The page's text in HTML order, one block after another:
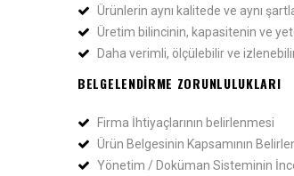
Ürünlerin aynı kalitede ve aynı
Üretim bilincinin, kapasitenin ve
Daha verimli, ölçülebilir ve
BELGELENDIRME ZORUNLULUKLARI
Firma İhtiyaçlarının belirlenmesi
Ürün Belgesinin Kapsamının
Yönetim / Doküman Sisteminin